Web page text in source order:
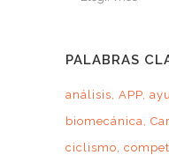
PALABRAS
análisis APP
biomecánica
ciclismo